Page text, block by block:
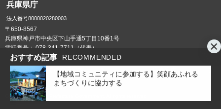
おすすめ記事 RECOMMENDED
【地域コミュニティに参加する】笑顔あふれる
まちづくりに協力する
兵庫県庁
法人番号8000020280003
〒650-8567
兵庫県神戸市中央区下山手通5丁目10番1号
電話番号： 078-341-7711（代表）
県庁までの交通案内 庁舎案内
Copyright © Hyogo Prefectural Government. All rights reserved.